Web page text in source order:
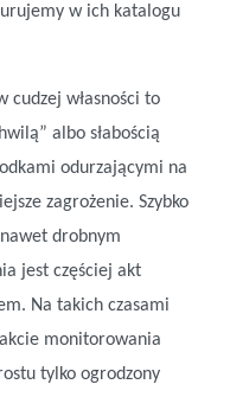
w ich katalogu
cudzej własności to
albo słabością
odurzającymi na
zagrożenie. Szybko
drobnym
jest częściej akt
Na takich czasami
monitorowania
tylko ogrodzony